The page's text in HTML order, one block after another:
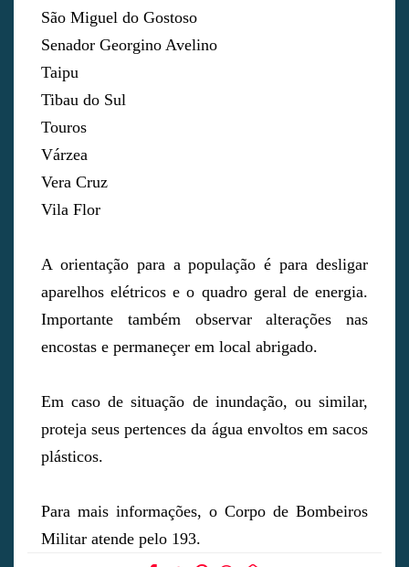
São Miguel do Gostoso
Senador Georgino Avelino
Taipu
Tibau do Sul
Touros
Várzea
Vera Cruz
Vila Flor
A orientação para a população é para desligar
aparelhos elétricos e o quadro geral de energia.
Importante também observar alterações nas
encostas e permaneçer em local abrigado.
Em caso de situação de inundação, ou similar,
proteja seus pertences da água envoltos em sacos
plásticos.
Para mais informações, o Corpo de Bombeiros
Militar atende pelo 193.